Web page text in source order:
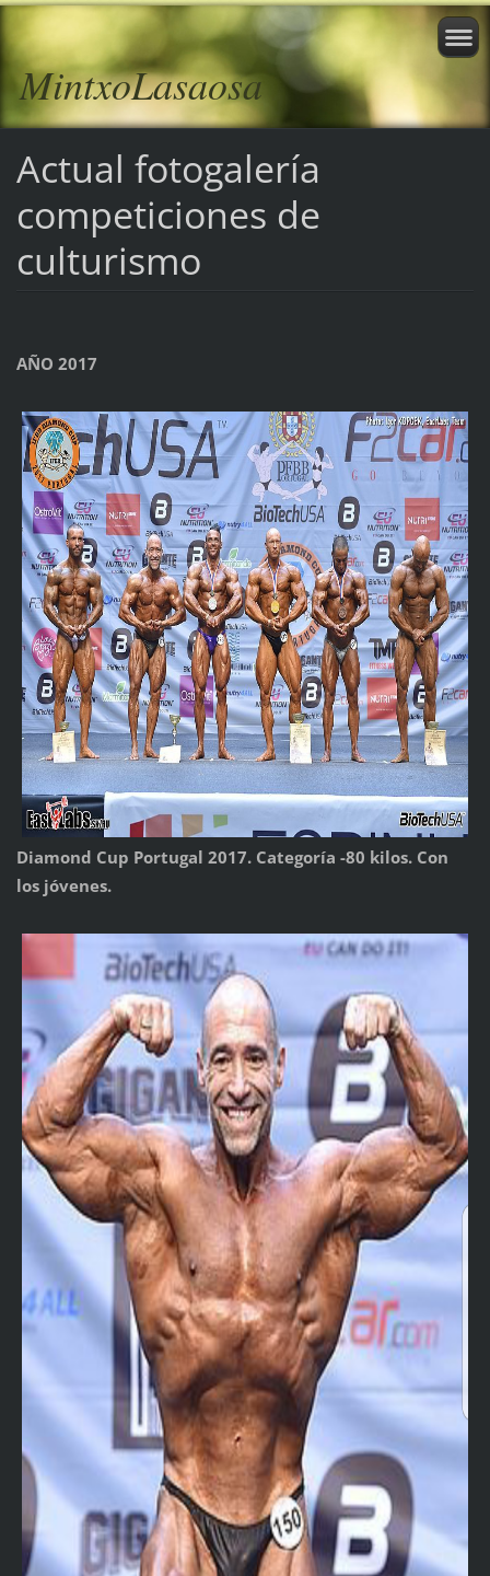
MintxoLasaosa
Actual fotogalería
competiciones de
culturismo
AÑO 2017
Diamond Cup Portugal 2017. Categoría -80 kilos. Con
los jóvenes.